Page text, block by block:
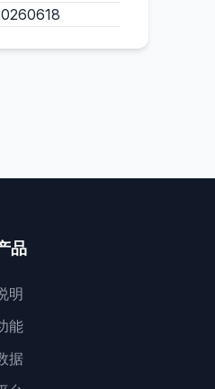
品
明
能
据